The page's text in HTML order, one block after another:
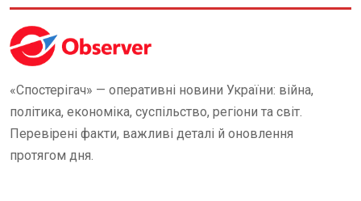
«Спостерігач» — оперативні новини України: війна,
політика, економіка, суспільство, регіони та світ.
Перевірені факти, важливі деталі й оновлення
протягом дня.